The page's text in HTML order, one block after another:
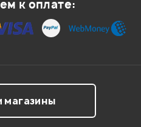
к оплате:
магазины